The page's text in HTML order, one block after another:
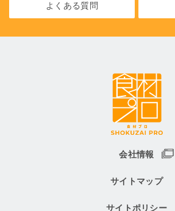
よくある質問
会社情報
サイトマップ
サイトポリシー